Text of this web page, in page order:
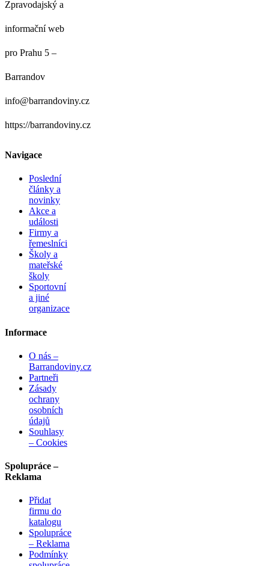
Zpravodajský a
informační web
pro Prahu 5 –
Barrandov
info@barrandoviny.cz
https://barrandoviny.cz
Navigace
Poslední
články a
novinky
Akce a
události
Firmy a
řemeslníci
Školy a
mateřské
školy
Sportovní
a jiné
organizace
Informace
O nás –
Barrandoviny.cz
Partneři
Zásady
ochrany
osobních
údajů
Souhlasy
– Cookies
Spolupráce –
Reklama
Přidat
firmu do
katalogu
Spolupráce
– Reklama
Podmínky